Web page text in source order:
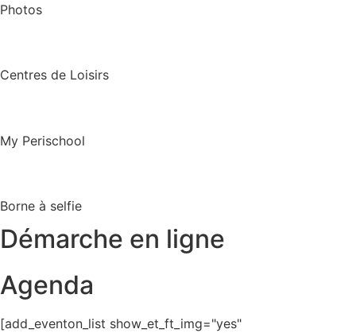
Photos
Centres de Loisirs
My Perischool
Borne à selfie
Démarche en ligne
Agenda
[add_eventon_list show_et_ft_img="yes"